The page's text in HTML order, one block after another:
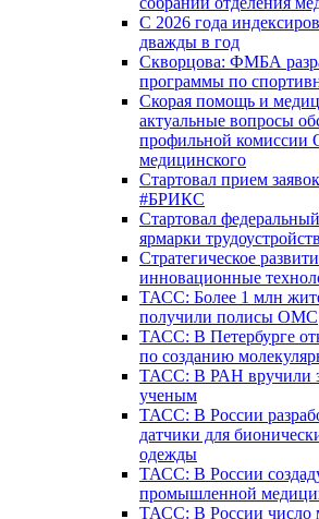
С 2026 года
дважды в год
Скворцова: ФМБА
программы по
Скорая помощь и
актуальные вопросы
профильной комиссии
медицинского
Стартовал прием
#БРИКС
Стартовал
ярмарки
Стратегическое
инновационные
ТАСС: Более 1 млн
получили полисы ОМС
ТАСС: В Петербурге
по созданию
ТАСС: В РАН вручили
ученым
ТАСС: В России
датчики для
одежды
ТАСС: В России
промышленной
ТАСС: В России число